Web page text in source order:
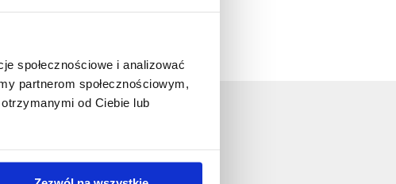
społecznościowe i analizować
partnerom społecznościowym,
od Ciebie lub